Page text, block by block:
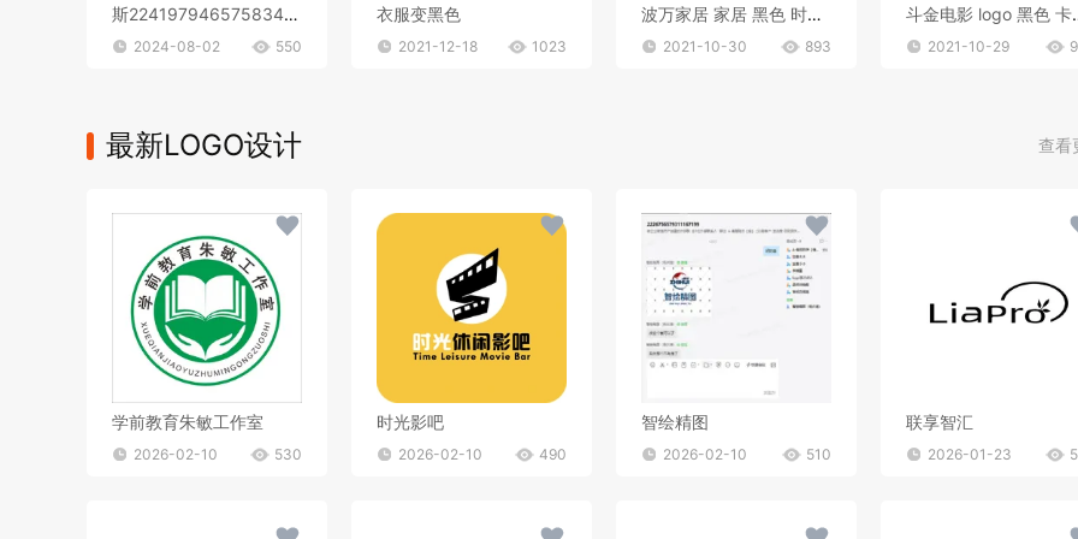
斯2241979465758341471黑色简约图标
2024-08-02 550
衣服变黑色
2021-12-18 1023
波万家居 家居 黑色 时尚 大方
2021-10-30 893
斗金电
2021-10-29
最新LOGO设计 查看
学前教育朱敏工作室
2026-02-10 530
时光影吧
2026-02-10 490
智绘精图
2026-02-10 510
联享智汇
2026-01-23